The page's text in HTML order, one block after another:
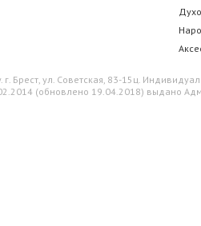
Брест, ул. Советская, 83-15ц.
(обновлено 19.04.2018) выдано